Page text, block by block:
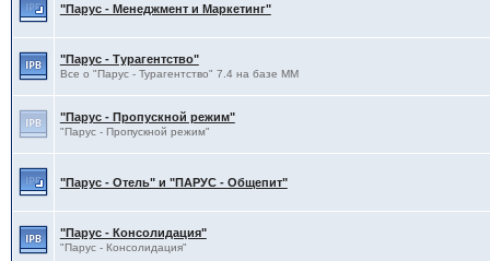
"Парус - Менеджмент и Маркетинг"
"Парус - Турагентство"
Все о "Парус - Турагентство" 7.4 на базе ММ
"Парус - Пропускной режим"
"Парус - Пропускной режим"
"Парус - Отель" и "ПАРУС - Общепит"
"Парус - Консолидация"
"Парус - Консолидация"